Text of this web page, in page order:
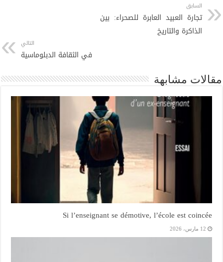
السابق
تجارة العبيد العابرة للصحراء: بين
الذاكرة والتاريخ
التالي
في الثقافة الدبلوماسية
مقالات مشابهة
Si l’enseignant se démotive, l’école est coincée
12 مارس، 2026